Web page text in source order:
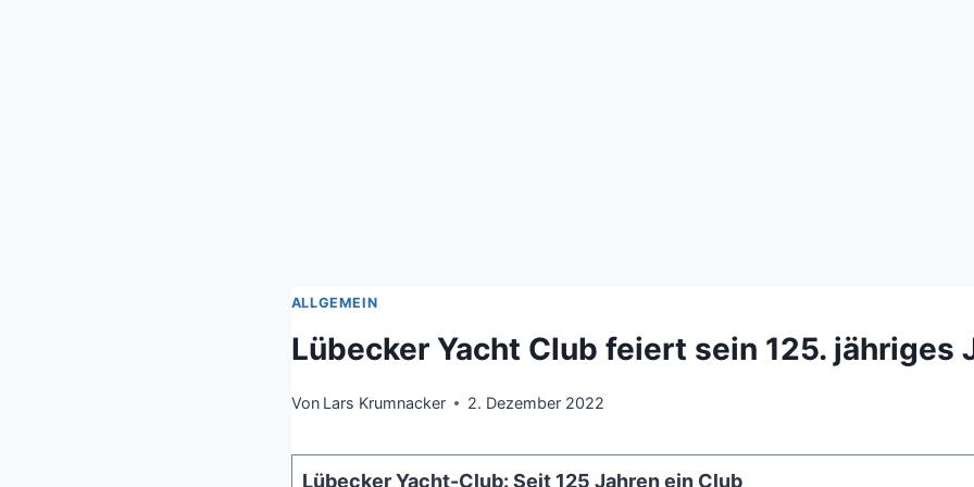
ALLGEMEIN
Lübecker Yacht Club feiert sein 125. jähriges
Von Lars Krumnacker 2. Dezember 2022
Lübecker Yacht-Club: Seit 125 Jahren ein Club